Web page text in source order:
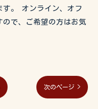
す。 オンライン、オフ
で、ご希望の方はお気
次のページ >